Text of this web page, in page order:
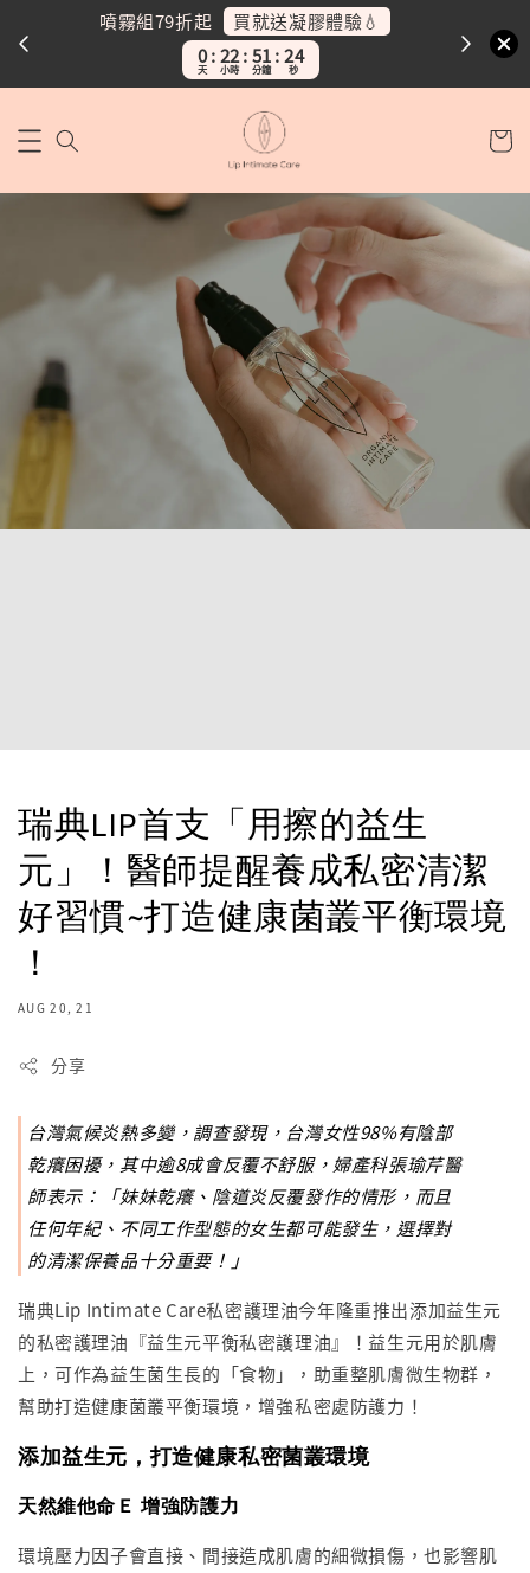
噴霧組79折起
買就送凝膠體驗💧
0
天
22
小時
51
分鐘
23
秒
瑞典LIP首支「用擦的益生
元」！醫師提醒養成私密清潔
好習慣~打造健康菌叢平衡環境
！
AUG 20, 21
分享
台灣氣候炎熱多變，調查發現，台灣女性98%有陰部
乾癢困擾，其中逾8成會反覆不舒服，婦產科張瑜芹醫
師表示：「妹妹乾癢、陰道炎反覆發作的情形，而且
任何年紀、不同工作型態的女生都可能發生，選擇對
的清潔保養品十分重要！」
瑞典Lip Intimate Care私密護理油今年隆重推出添加益生元
的私密護理油『益生元平衡私密護理油』！益生元用於肌膚
上，可作為益生菌生長的「食物」，助重整肌膚微生物群，
幫助打造健康菌叢平衡環境，增強私密處防護力！
添加益生元，打造健康私密菌叢環境
天然維他命Ｅ 增強防護力
環境壓力因子會直接、間接造成肌膚的細微損傷，也影響肌